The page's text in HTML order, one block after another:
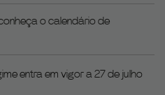
o calendário de
entra em vigor a 27 de julho